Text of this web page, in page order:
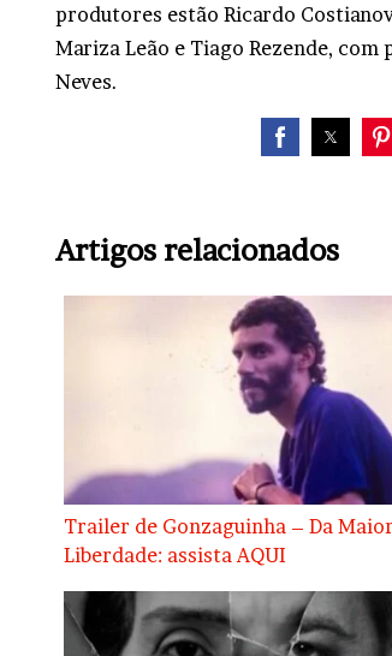
produtores estão Ricardo
Mariza Leão e Tiago Rezende,
Neves.
Artigos relacionados
Trailer de Gonzaguinha – Da Maior
Liberdade: assista AQUI